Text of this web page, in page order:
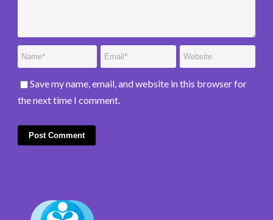
Save my name, email, and website in this browser for
the next time I comment.